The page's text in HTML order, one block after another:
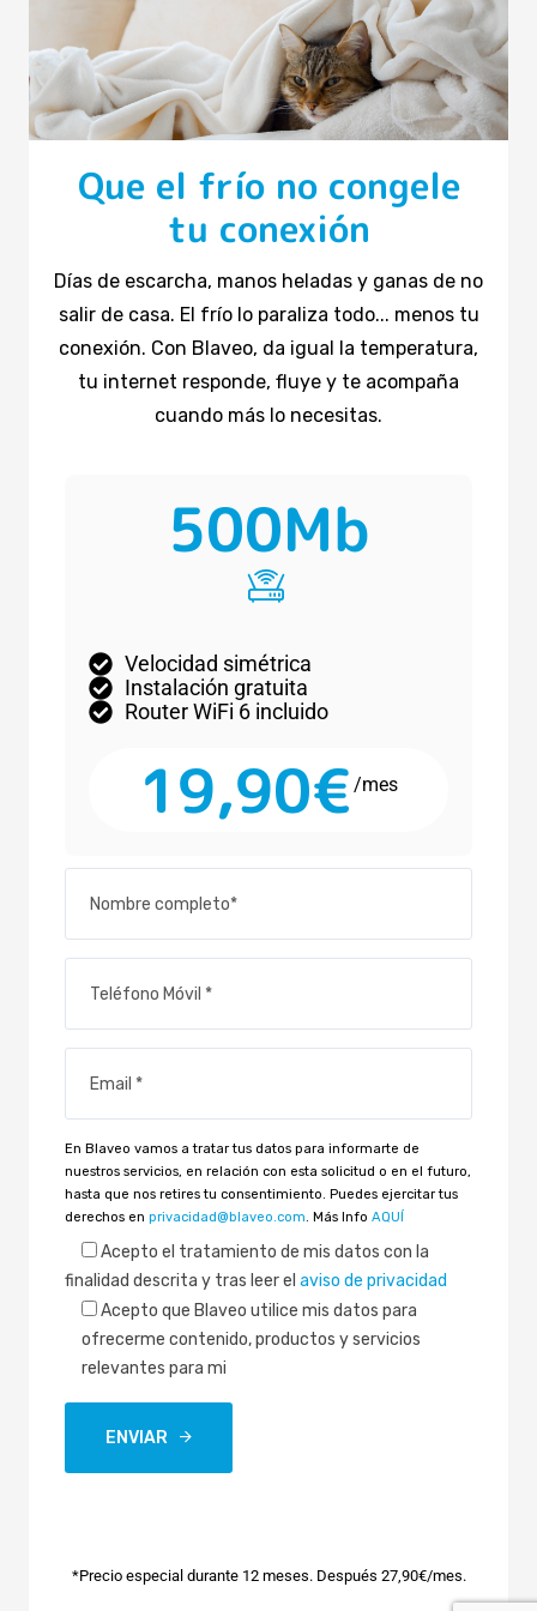
Que el frío no congele
tu conexión
Días de escarcha, manos heladas y ganas de no
salir de casa. El frío lo paraliza todo... menos tu
conexión. Con Blaveo, da igual la temperatura,
tu internet responde, fluye y te acompaña
cuando más lo necesitas.
500Mb
Velocidad simétrica
Instalación gratuita
Router WiFi 6 incluido
19,90€ /mes
En Blaveo vamos a tratar tus datos para informarte de
nuestros servicios, en relación con esta solicitud o en el futuro,
hasta que nos retires tu consentimiento. Puedes ejercitar tus
derechos en privacidad@blaveo.com. Más Info AQUÍ
Acepto el tratamiento de mis datos con la
finalidad descrita y tras leer el aviso de privacidad
Acepto que Blaveo utilice mis datos para
ofrecerme contenido, productos y servicios
relevantes para mi
ENVIAR
*Precio especial durante 12 meses. Después 27,90€/mes.